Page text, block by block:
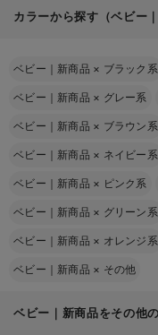
カラーから探す（ベビー｜
ベビー｜新商品 × ブラック系
ベビー｜新商品 × グレー系
ベビー｜新商品 × ブラウン系
ベビー｜新商品 × ネイビー系
ベビー｜新商品 × ピンク系
ベビー｜新商品 × グリーン系
ベビー｜新商品 × オレンジ系
ベビー｜新商品 × その他
ベビー｜新商品をその他